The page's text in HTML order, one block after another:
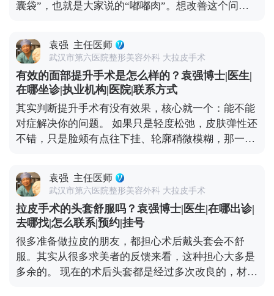
的恢复时间，才能换来更自然的效果。 想知道更多关
众号、百家号、小红薯）预约面诊，详细了解。
囊袋”，也就是大家说的“嘟嘟肉”。想改善这个问
要通过中下面部拉皮手术来解决。比如MCR复合提升
术，针对嘴角和口角囊袋区域会做精细处理，能让嘴
角恢复微微上扬的状态，还不会影响表情自然度。 这
里要重点说下，嘴角周围的神经和肌肉特别丰富，稍
微处理不当就可能影响表情自然度，所以找对医生很
关键——一定要选对脸部解剖结构熟悉的医生，面诊
时多沟通自己想要的自然效果。 想知道更多关于
号、百家号、小红薯）预约面诊，详细了解。
袁强 主任医师
武汉市第六医院整形美容外科 大拉皮手术
有效的面部提升手术是怎么样的？袁强博士|医生|
在哪坐诊|执业机构|医院|联系方式
其实判断提升手术有没有效果，核心就一个：能不能
对症解决你的问题。 如果只是轻度松弛，皮肤弹性还
不错，只是脸颊有点往下挂、轮廓稍微模糊，那一些
度下垂，比如出现“羊腮”、下颌缘被肉遮住，甚至法
令纹深到显老，可能就得选拉皮手术了。拉皮是通过
手术提升深层组织，效果更彻底，维持时间也更长。
像MCR复合提升术这种正规术式，在传统拉皮的基础
上优化了层次分离和固定方式，适合对效果要求高、
又希望恢复自然的朋友。最后提醒下，不管选哪种，
一定要找正规医院的经验丰富的医生，面诊时把需求
说清楚，多看看相似案例，这样才能保证效果。 想知
袁强 主任医师
武汉市第六医院整形美容外科 大拉皮手术
拉皮手术的头套舒服吗？袁强博士|医生|在哪出诊|
去哪找|怎么联系|预约|挂号
很多准备做拉皮的朋友，都担心术后戴头套会不舒
服。其实从很多求美者的反馈来看，这种担心大多是
多余的。 现在的术后头套都是经过多次改良的，材质